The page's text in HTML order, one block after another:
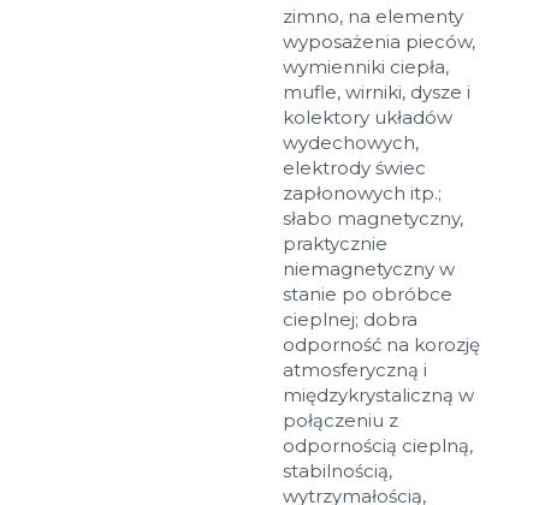
Обзор...
Gotowy
zimno, na elementy
wyposażenia pieców,
wymienniki ciepła,
mufle, wirniki, dysze i
kolektory układów
wydechowych,
elektrody świec
zapłonowych itp.;
słabo magnetyczny,
praktycznie
niemagnetyczny w
stanie po obróbce
cieplnej; dobra
odporność na korozję
atmosferyczną i
międzykrystaliczną w
połączeniu z
odpornością cieplną,
stabilnością,
wytrzymałością,